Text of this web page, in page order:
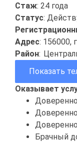
Стаж: 24 года
Статус:
Адрес: 156000,
Район:
Показать
Оказывает
Брачный